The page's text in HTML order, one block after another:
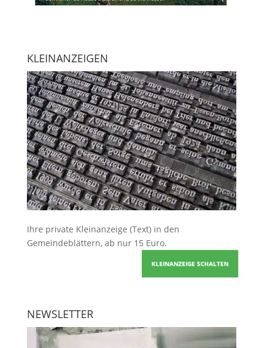
KLEINANZEIGEN
Ihre private Kleinanzeige (Text) in den
Gemeindeblättern, ab nur 15 Euro.
KLEINANZEIGE SCHALTEN
NEWSLETTER